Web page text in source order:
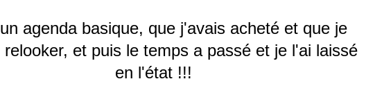
agenda basique, que j'avais acheté et que je
relooker, et puis le temps a passé et je l'ai laissé
en l'état !!!